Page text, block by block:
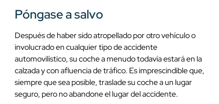
Póngase a salvo
Después de haber sido atropellado por otro vehículo o
involucrado en cualquier tipo de accidente
automovilístico, su coche a menudo todavía estará en la
calzada y con afluencia de tráfico. Es imprescindible que,
siempre que sea posible, traslade su coche a un lugar
seguro, pero no abandone el lugar del accidente.